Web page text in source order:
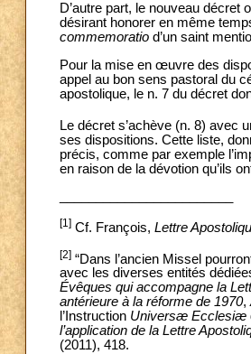
D’autre part, le nouveau décret
désirant honorer en même
commemoratio d’un saint
Pour la mise en œuvre des
appel au bon sens pastoral du
apostolique, le n. 7 du décret
Le décret s’achève (n. 8) avec
ses dispositions. Cette liste,
précis, comme par exemple
en raison de la dévotion qu’ils
[1] Cf. François, Lettre
[2] “Dans l’ancien Missel
avec les diverses entités
Évêques qui accompagne la
antérieure à la réforme de 1970,
l’Instruction Universæ Ecclesiæ
l’application de la Lettre
(2011), 418.